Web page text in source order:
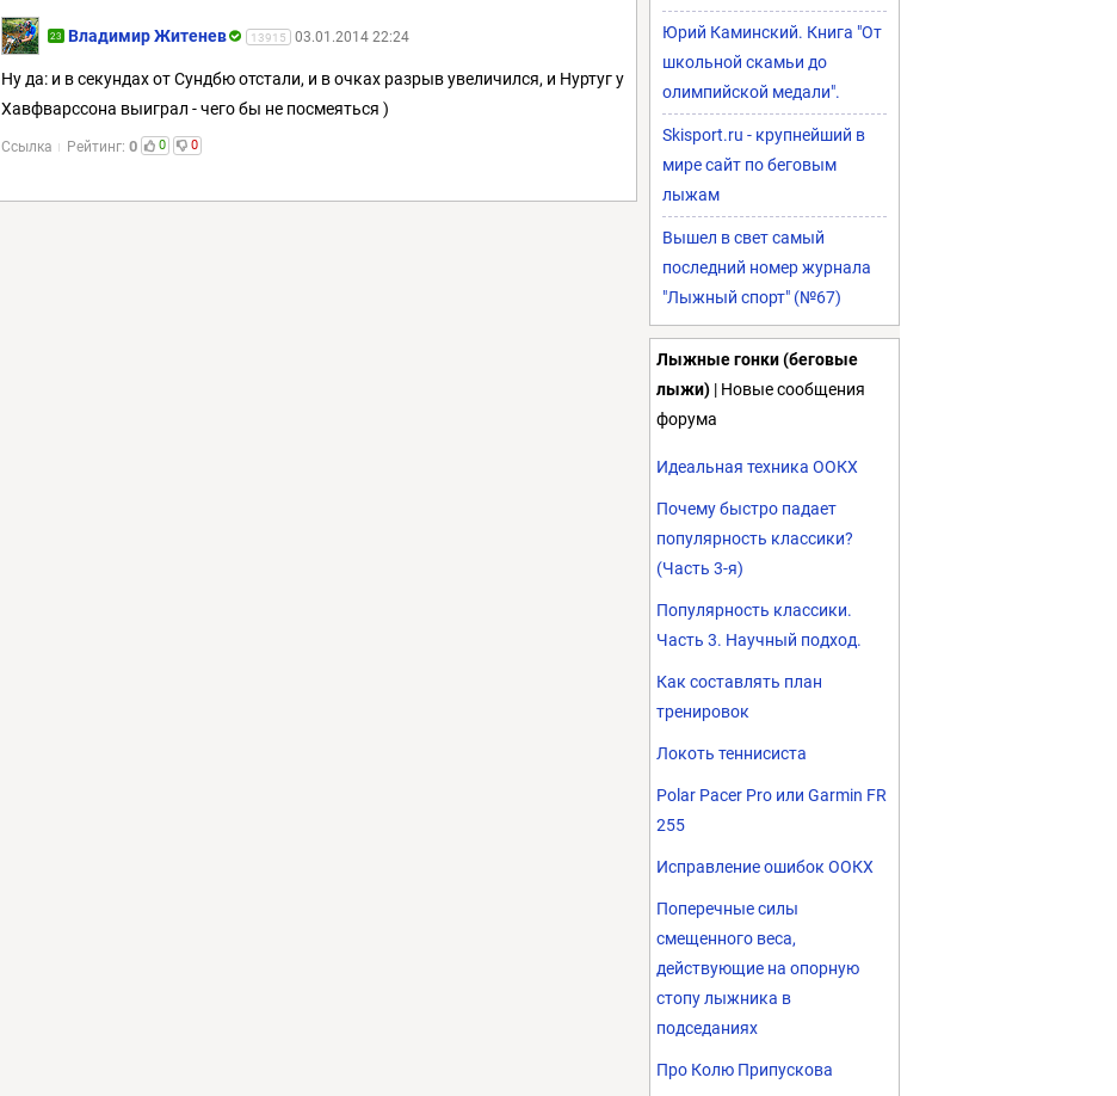
23 Владимир Житенев 13915 03.01.2014 22:24
Ну да: и в секундах от Сундбю отстали, и в очках разрыв увеличился, и Нуртуг у
Хавфварссона выиграл - чего бы не посмеяться )
Ссылка Рейтинг: 0 0 0
Юрий Каминский. Книга "От
школьной скамьи до
олимпийской медали".
Skisport.ru - крупнейший в
мире сайт по беговым
лыжам
Вышел в свет самый
последний номер журнала
"Лыжный спорт" (№67)
Лыжные гонки (беговые
лыжи) | Новые сообщения
форума
Идеальная техника ООКХ
Почему быстро падает
популярность классики?
(Часть 3-я)
Популярность классики.
Часть 3. Научный подход.
Как составлять план
тренировок
Локоть теннисиста
Polar Pacer Pro или Garmin FR
255
Исправление ошибок ООКХ
Поперечные силы
смещенного веса,
действующие на опорную
стопу лыжника в
подседаниях
Про Колю Припускова